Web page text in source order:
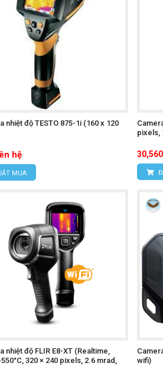
để chọn chế độ đo mong muốn (đo
Hướng camera vào vật thể cần đo và
LCD sẽ hiển thị hình ảnh nhiệt và
video nhiệt hoặc dữ liệu đo
chính hãng, kèm những
NGHỆ HÙNG NGUYÊN
Phường Xuân Đỉnh, Quận Bắc
16/28 Đỗ Xuân Hợp, Phường
nhiệt độ TESTO 875-1i (160 x 120
hệ
MUA
pixels,
nhiệt độ FLIR E8-XT (Realtime,
320 × 240 pixels, 2.6 mrad,
wifi)